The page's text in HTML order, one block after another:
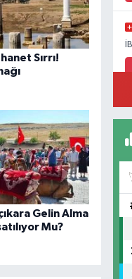
Sırrı!
Gelin Alma
Mu?